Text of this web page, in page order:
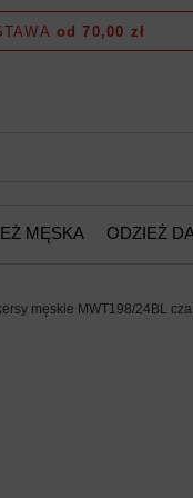
od 70,00 zł
MĘSKA ODZIEŻ
męskie MWT198/24BL